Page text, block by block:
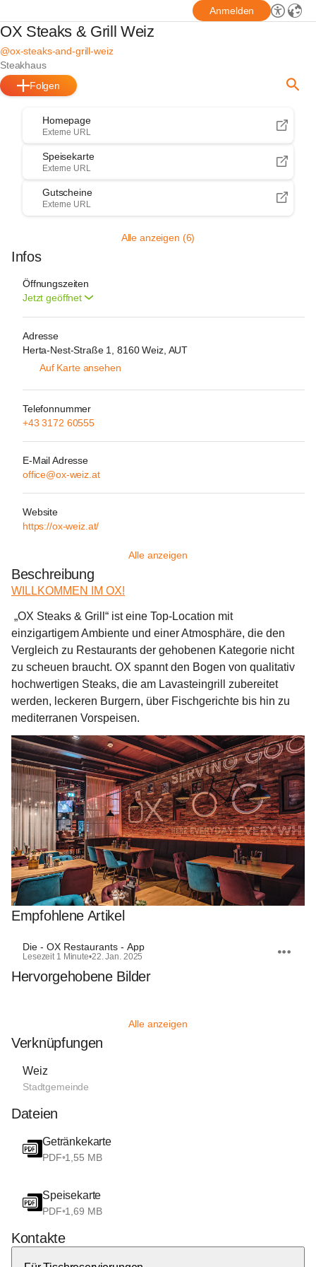
Anmelden
OX Steaks & Grill Weiz
@ox-steaks-and-grill-weiz
Steakhaus
Folgen
Homepage
Externe URL
Speisekarte
Externe URL
Gutscheine
Externe URL
Alle anzeigen (6)
Infos
Öffnungszeiten
Jetzt geöffnet
Adresse
Herta-Nest-Straße 1, 8160 Weiz, AUT
Auf Karte ansehen
Telefonnummer
+43 3172 60555
E-Mail Adresse
office@ox-weiz.at
Website
https://ox-weiz.at/
Alle anzeigen
Beschreibung
WILLKOMMEN IM OX!
einzigartigem Ambiente und einer Atmosphäre, die den
Vergleich zu Restaurants der gehobenen Kategorie nicht
zu scheuen braucht. OX spannt den Bogen von qualitativ
hochwertigen Steaks, die am Lavasteingrill zubereitet
werden, leckeren Burgern, über Fischgerichte bis hin zu
mediterranen Vorspeisen.
Empfohlene Artikel
Die - OX Restaurants - App
Lesezeit 1 Minute•22. Jan. 2025
Hervorgehobene Bilder
Alle anzeigen
Verknüpfungen
Weiz
Stadtgemeinde
Dateien
Getränkekarte
PDF•1,55 MB
Speisekarte
PDF•1,69 MB
Kontakte